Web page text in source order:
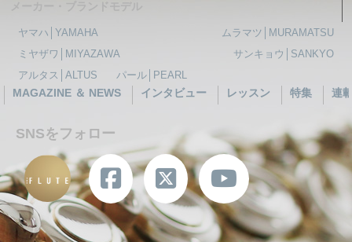
ヤマハ│YAMAHA
ムラマツ│MURAMATSU
ミヤザワ│MIYAZAWA
サンキョウ│SANKYO
アルタス│ALTUS
パール│PEARL
MAGAZINE ＆ NEWS インタビュー レッスン 特集 連
SNSをフォロー